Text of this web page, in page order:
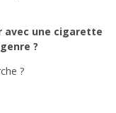
avec une cigarette
?
?